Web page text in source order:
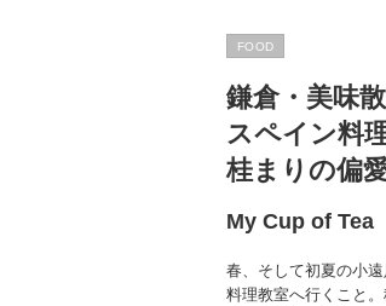
FOOD
鎌倉・美味
スペイン料
桂まりの偏
My Cup of Tea
春、そして初夏の小
料理教室へ行くこと